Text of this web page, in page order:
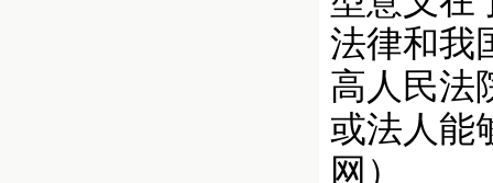
法律和我
高人民法
或法人能
网）